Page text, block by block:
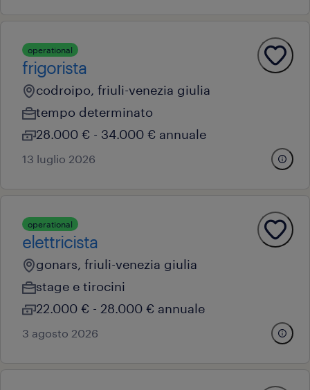
operational
frigorista
codroipo, friuli-venezia giulia
tempo determinato
28.000 € - 34.000 € annuale
13 luglio 2026
operational
elettricista
gonars, friuli-venezia giulia
stage e tirocini
22.000 € - 28.000 € annuale
3 agosto 2026